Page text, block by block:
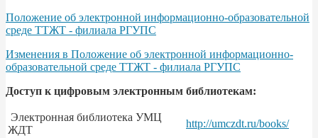
Положение об электронной информационно-образовательной
среде ТТЖТ - филиала РГУПС
Изменения в Положение об электронной информационно-
образовательной среде ТТЖТ - филиала РГУПС
Доступ к цифровым электронным библиотекам:
Электронная библиотека УМЦ
ЖДТ
http://umczdt.ru/books/